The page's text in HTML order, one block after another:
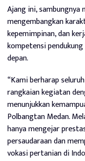
Ajang ini,
mengembangkan
kepemimpinan, dan
kompetensi
depan.
“Kami berharap
rangkaian kegiatan
menunjukkan
Polbangtan Medan.
hanya mengejar
persaudaraan dan
vokasi pertanian di